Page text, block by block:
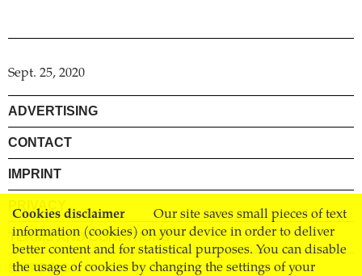
Cookies disclaimer
Our site saves small pieces of text
information (cookies) on your device in order to deliver
better content and for statistical purposes. You can disable
the usage of cookies by changing the settings of your
Sept. 25, 2020
ADVERTISING
CONTACT
IMPRINT
PRIVACY
TERMS AND CONDITIONS
SHIPPING